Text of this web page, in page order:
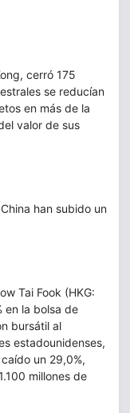
cerró 175
se reducían
en más de la
valor de sus
han subido un
Tai Fook (HKG:
en la bolsa de
bursátil al
estadounidenses,
un 29,0%,
millones de